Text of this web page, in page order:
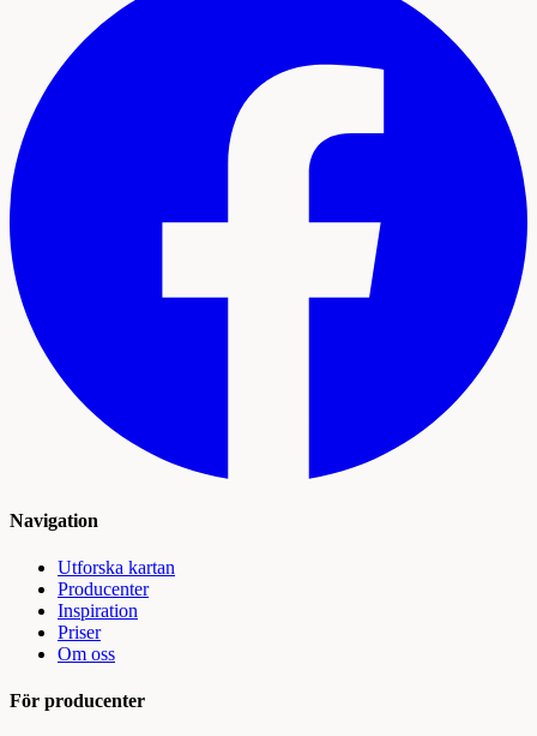
Navigation
Utforska kartan
Producenter
Inspiration
Priser
Om oss
För producenter